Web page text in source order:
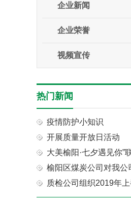
企业新闻
企业荣誉
视频宣传
热门新闻
疫情防护小知识
开展质量开放日活动
大美榆阳·七夕遇见你”
榆阳区煤炭公司对我公
质检公司组织2019年